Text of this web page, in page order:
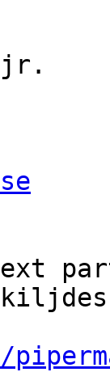
jr.